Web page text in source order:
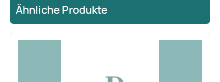
Ähnliche Produkte